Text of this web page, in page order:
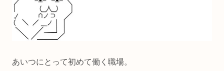
あいつにとって初めて働く職場。